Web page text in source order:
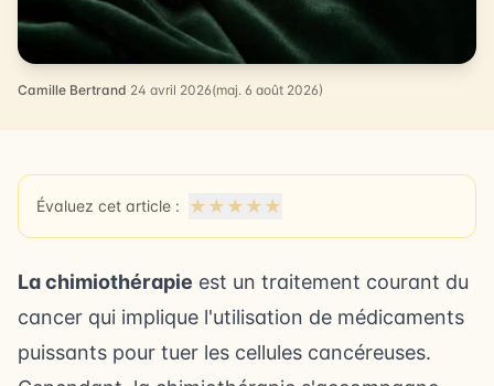
Camille Bertrand·24 avril 2026(maj. 6 août 2026)
Évaluez cet article : ★ ★ ★ ★ ★
La chimiothérapie est un traitement courant du
cancer qui implique l'utilisation de médicaments
puissants pour tuer les cellules cancéreuses.